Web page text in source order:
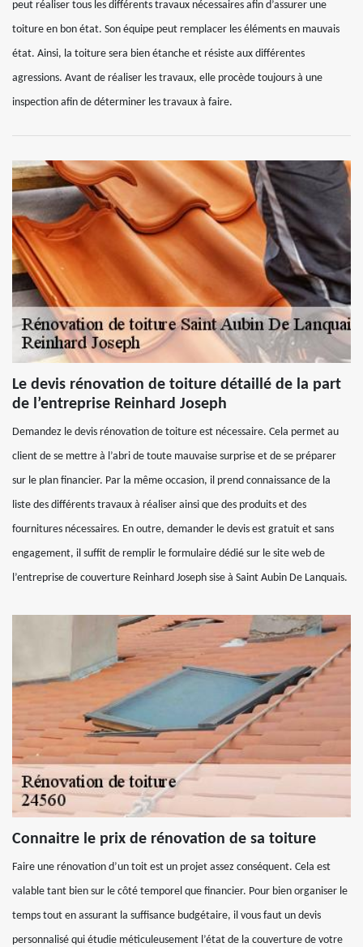
peut réaliser tous les différents travaux nécessaires afin d’assurer une
toiture en bon état. Son équipe peut remplacer les éléments en mauvais
état. Ainsi, la toiture sera bien étanche et résiste aux différentes
agressions. Avant de réaliser les travaux, elle procède toujours à une
inspection afin de déterminer les travaux à faire.
Le devis rénovation de toiture détaillé de la part
de l’entreprise Reinhard Joseph
Demandez le devis rénovation de toiture est nécessaire. Cela permet au
client de se mettre à l’abri de toute mauvaise surprise et de se préparer
sur le plan financier. Par la même occasion, il prend connaissance de la
liste des différents travaux à réaliser ainsi que des produits et des
fournitures nécessaires. En outre, demander le devis est gratuit et sans
engagement, il suffit de remplir le formulaire dédié sur le site web de
l’entreprise de couverture Reinhard Joseph sise à Saint Aubin De Lanquais.
Connaitre le prix de rénovation de sa toiture
Faire une rénovation d’un toit est un projet assez conséquent. Cela est
valable tant bien sur le côté temporel que financier. Pour bien organiser le
temps tout en assurant la suffisance budgétaire, il vous faut un devis
personnalisé qui étudie méticuleusement l’état de la couverture de votre